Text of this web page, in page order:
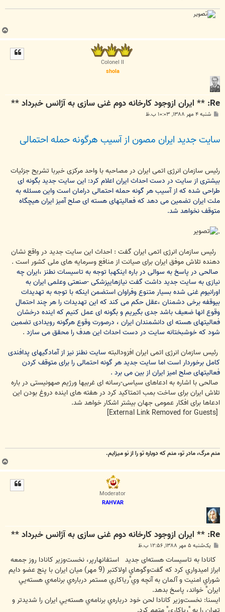
Colonel II
shola
Re: ** ایران ازوجود کارخانه دوم غنی سازی به آژانس خبرداد **
شنبه ۴ مهر ۱۳۸۸, ۱۰:۰۳ ب.ظ
سایت جدید ایران مصون از آسیب هرگونه حمله احتمالی
رئیس سازمان انرژی اتمی ایران در مصاحبه با واحد مرکزی خبربا تشریح جزئیات
بیشتری از سایت در دست احداث ایران اعلام کرد: این سایت جدید بگونه ای
طراحی شده که از آسیب هر گونه حمله احتمالی درامان است واین مسئله به
ملت ایران تضمین می دهد که فعالیتهای هسته ای صلح آمیز ایران هیچگاه
متوقف نخواهد شد.
.
رئیس سازمان انرژی اتمی ایران گفت : احداث این سایت جدید در واقع نشان
دهنده تلاش موفق ایران برای صیانت از منافع وسرمایه های ملی کشور است .
صالحی در پاسخ به سوالی در باره اینکهبا توجه به تاسیسات نطنز ،ایران چه
نیازی به سایت جدید داشت گفت نیازهایپزشکی -صنعتی وعلمی ایران به
اورانیوم غنی شده بسیار متنوع وفراوان استضمن اینکه با توجه به تهدیدات
بیوقفه برخی دشمنان ،عقل حکم می کند که این تهدیدات را هر چند احتمال
وقوع انها ضعیف باشد جدی بگیریم و بگونه ای عمل کنیم که اینده درخشان
فعالیتهای هسته ای دانشمندان ایران ، درصورت وقوع هرگونه رویدادی تضمین
شود که خوشبختانه سایت در دست احداث این هدف را محقق می سازد .
رئیس سازمان انرژی اتمی ایران افزودالبته سایت نطنز نیز از آمادگیهای پدافندی
کامل برخوردار است اما سایت جدید هر گونه احتمالی را برای متوقف کردن
فعالیتهای صلح امیز ایران از بین می برد .
صالحی با اشاره به ادعاهای سیاسی-رسانه ای غربیها ورژیم صهونیستی در باره
تلاش ایران برای ساخت بمب اتمتاکید کرد در هفته های اینده دروغ بودن این
ادعاها برای افکار عمومی جهان بیشتر اشکار خواهد شد.
[External Link Removed for Guests]
منم مرگ، مادر تو، منم که دوباره تو را از نو میزایم.
Moderator
RAHVAR
Re: ** ایران ازوجود کارخانه دوم غنی سازی به آژانس خبرداد **
ت
یک‌شنبه ۵ مهر ۱۳۸۸, ۱۲:۵۶ ب.ظ
كانادا به تاسيسات هسته‌ای جديد استفانهارپر، نخست‌وزير كانادا روز جمعه
ابراز اميدواري كرد كه گفت‌وگوهاي اولاكتبر (9 مهر) ميان ايران با پنج عضو دايم
شوراي امنيت و آلمان به آنچه وي"رياكاري مستمر درباره‌ي برنامه‌ي هسته‌يي
ايران" خواند، پاسخ بدهد.
ایسنا: نخست‌وزير كانادا لحن خود درباره‌ي برنامه‌ي هسته‌يي ايران را شديدتر و